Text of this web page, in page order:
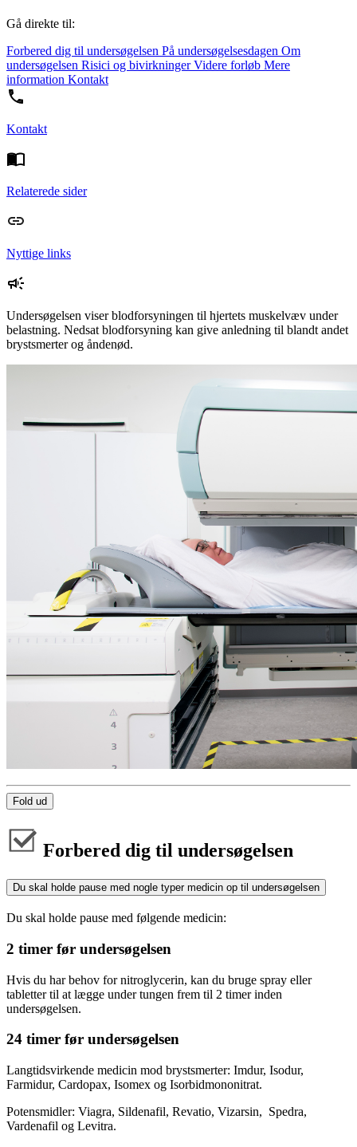
Gå direkte til:
Forbered dig til undersøgelsen På undersøgelsesdagen Om
undersøgelsen Risici og bivirkningerVidere forløb Mere
information Kontakt
Kontakt
Relaterede sider
Nyttige links
Undersøgelsen viser blodforsyningen til hjertets muskelvæv under
belastning. Nedsat blodforsyning kan give anledning til blandt andet
brystsmerter og åndenød.
Fold ud
Forbered dig til undersøgelsen
Du skal holde pause med nogle typer medicin op til undersøgelsen
Du skal holde pause med følgende medicin:
2 timer før undersøgelsen
Hvis du har behov for nitroglycerin, kan du bruge spray eller
tabletter til at lægge under tungen frem til 2 timer inden
undersøgelsen.
24 timer før undersøgelsen
Langtidsvirkende medicin mod brystsmerter: Imdur, Isodur,
Farmidur, Cardopax, Isomex og Isorbidmononitrat.
Potensmidler: Viagra, Sildenafil, Revatio, Vizarsin, Spedra,
Vardenafil og Levitra.